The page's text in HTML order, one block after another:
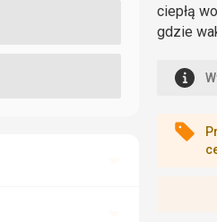
ciepłą
gdzie